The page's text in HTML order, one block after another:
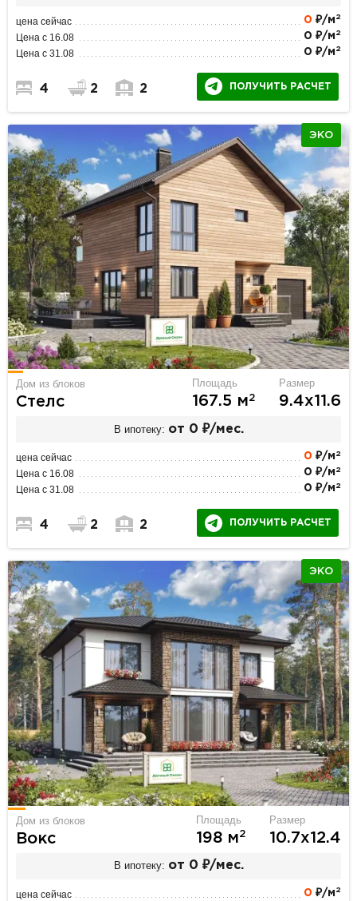
цена сейчас 0 ₽/м 2
Цена с 16.08 0 ₽/м 2
Цена с 31.08 0 ₽/м 2
4 2 2 ПОЛУЧИТЬ РАСЧЕТ
ЭКО
Дом из блоков
Стелс
Площадь
167.5 м2
Размер
9.4х11.6
В ипотеку: от 0 ₽/мес.
цена сейчас 0 ₽/м 2
Цена с 16.08 0 ₽/м 2
Цена с 31.08 0 ₽/м 2
4 2 2 ПОЛУЧИТЬ РАСЧЕТ
ЭКО
Дом из блоков
Вокс
Площадь
198 м2
Размер
10.7х12.4
В ипотеку: от 0 ₽/мес.
цена сейчас 0 ₽/м 2